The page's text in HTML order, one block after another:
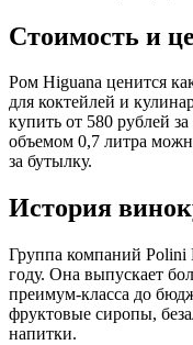
Стоимость и
Ром Higuana ценится
для коктейлей и
купить от 580 рублей
объемом 0,7 литра
за бутылку.
История
Группа компаний Polini
году. Она выпускает
преимум-класса до
фруктовые сиропы,
напитки.